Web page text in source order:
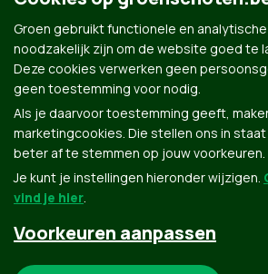
Groen.be
Groen gebruikt functionele en
noodzakelijk zijn om de website goed te
Deze cookies verwerken geen
geen toestemming voor nodig.
Als je daarvoor toestemming geeft,
marketingcookies. Die stellen ons in
beter af te stemmen op jouw voorkeuren.
Je kunt je instellingen hieronder wijzigen.
vind je hier.
Voorkeuren aanpassen